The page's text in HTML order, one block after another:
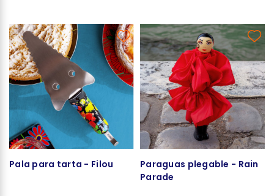
Pala para tarta - Filou
Paraguas plegable - Rain
Parade